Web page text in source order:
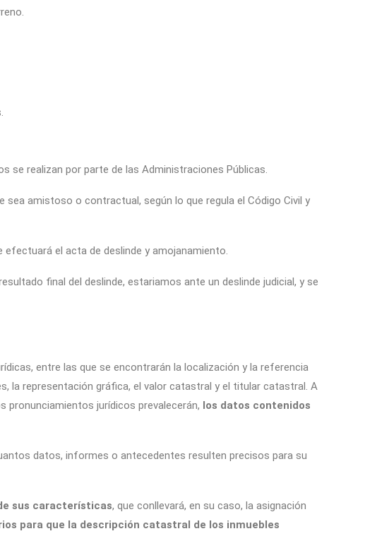
se realizan por parte de las Administraciones Públicas.
sea amistoso o contractual, según lo que regula el Código Civil y
el acta de deslinde y amojanamiento.
final del deslinde, estariamos ante un deslinde judicial, y se
entre las que se encontrarán la localización y la referencia
la representación gráfica, el valor catastral y el titular catastral. A
pronunciamientos jurídicos prevalecerán, los datos contenidos
datos, informes o antecedentes resulten precisos para su
sus características, que conllevará, en su caso, la asignación
para que la descripción catastral de los inmuebles